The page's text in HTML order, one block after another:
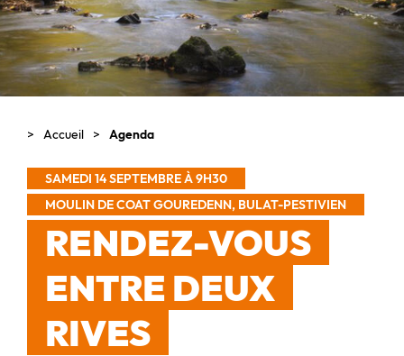
ASSOCIATIONS PISCINES
Accueil Agenda
SAMEDI 14 SEPTEMBRE À 9H30
MOULIN DE COAT GOUREDENN, BULAT-PESTIVIEN
RENDEZ-VOUS
ENTRE DEUX
RIVES